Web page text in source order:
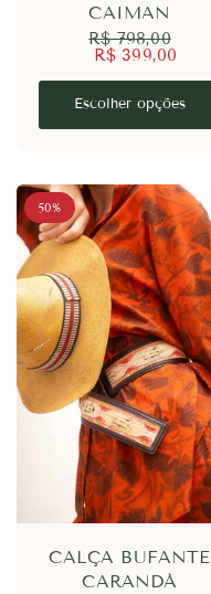
CAIMAN
R$ 798,00
R$ 399,00
Escolher opções
50%
CALÇA BUFANTE
CARANDÁ